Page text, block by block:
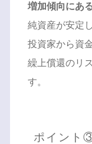
増加傾向にあ
純資産が安定
投資家から資
繰上償還のリ
す。
ポイント